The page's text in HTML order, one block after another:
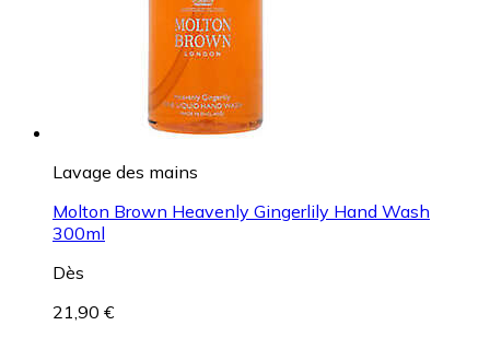
Lavage des mains
Molton Brown Heavenly Gingerlily Hand Wash
300ml
Dès
21,90 €